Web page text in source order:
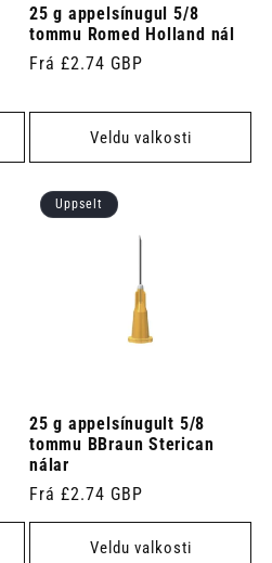
25 g appelsínugul 5/8
tommu Romed Holland nál
Venjulegt
Frá £2.74 GBP
Veldu valkosti
Uppselt
25 g appelsínugult 5/8
tommu BBraun Sterican
nálar
Venjulegt
verð
Frá £2.74 GBP
Veldu valkosti